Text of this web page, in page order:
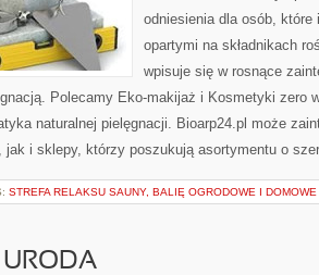
odniesienia dla osób,
opartymi na składnikach
wpisuje się w rosnące
Polecamy Eko-makijaż i Kosmetyki zero
naturalnej pielęgnacji. Bioarp24.pl może
jak i sklepy, którzy poszukują asortymentu o
STREFA RELAKSU SAUNY, BALIĘ OGRODOWE I DOMOWE